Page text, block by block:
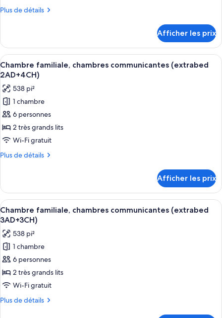
chambre :
chambres
communicantes
(2AD+2CH)
Plus de détails
Plus
Chambre
familiale,
chambres
communicantes
Afficher les prix
Afficher
toutes
les
photos
pour
ce
type
de
chambre :
chambres
communicantes
(extrabed
2AD+4CH)
Une chambre d’hôtel avec deux
8
Chambre familiale, chambres communicantes (extrabed
2AD+4CH)
538 pi²
1 chambre
6 personnes
2 très grands lits
Wi-Fi gratuit
Plus de détails
Plus
Chambre
familiale,
chambres
communicantes
2AD+4CH)
Afficher les prix
Afficher
toutes
les
photos
pour
ce
type
de
chambre :
Une chambre d’hôtel avec deux
9
Chambre familiale, chambres communicantes (extrabed
3AD+3CH)
538 pi²
1 chambre
6 personnes
2 très grands lits
Wi-Fi gratuit
Plus de détails
Plus